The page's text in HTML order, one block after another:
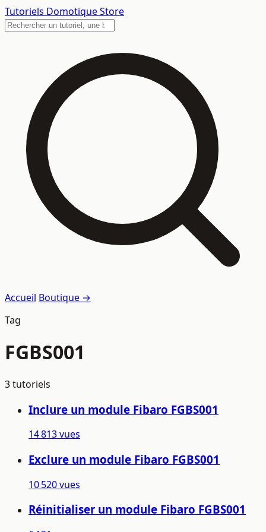
Tutoriels Domotique Store
Accueil Boutique →
Tag
FGBS001
3 tutoriels
Inclure un module Fibaro FGBS001
14 813 vues
Exclure un module Fibaro FGBS001
10 520 vues
Réinitialiser un module Fibaro FGBS001